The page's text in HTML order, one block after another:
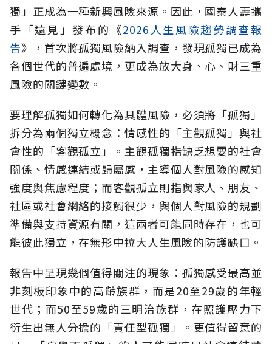
獨」正成為一種新興風險來源。因此，國泰人壽攜
手「遠見」發布的《2026人生風險趨勢調查報
告》，首次將孤獨風險納入調查，發現孤獨已成為
各個世代的普遍處境，更成為放大身、心、財三重
風險的關鍵變數。
要理解孤獨如何轉化為具體風險，必須將「孤獨」
拆分為兩個獨立概念：情感性的「主觀孤獨」與社
會性的「客觀孤立」。主觀孤獨指缺乏想要的社會
關係、情感連結或歸屬感，主導個人對風險的感知
強度與焦慮程度；而客觀孤立則指與家人、朋友、
社區或社會網絡的接觸很少，與個人對風險的規劃
準備與支持資源有關，這兩者可能同時存在，也可
能彼此獨立，在無形中拉大人生風險的防護缺口。
報告中呈現幾個值得關注的現象：孤獨感受最高並
非刻板印象中的高齡族群，而是20至29歲的年輕
世代；而50至59歲的三明治族群，在照護壓力下
衍生出無人分擔的「責任型孤獨」。更值得留意的